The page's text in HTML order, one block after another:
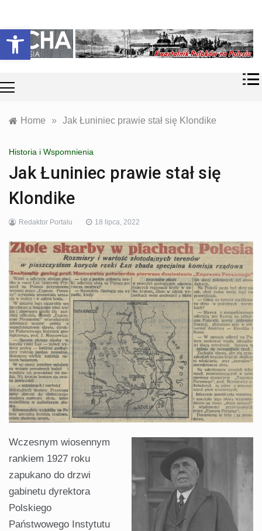
Otwórz pasek narzędzi
content
Echa
Polesia
współczesność
Polaków na
Polesiu.
Home » Jak Łuniniec prawie stał się Klondike
Historia i Wspomnienia
Jak Łuniniec prawie stał się
Klondike
Redaktor Portalu 18 lipca, 2022
Wczesnym wiosennym
rankiem 1927 roku
zapukano do drzwi
gabinetu dyrektora
Polskiego
Państwowego Instytutu